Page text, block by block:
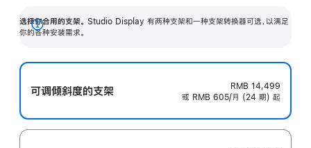
选择你合用的支架。 Studio Display 有两种支架和一种支架转换器可选，以满足
你的各种安装需求。
展
可调倾斜度的支架
RMB 14,499
或 RMB 605/月 (24 期) 起